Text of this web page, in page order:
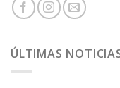
ÚLTIMAS